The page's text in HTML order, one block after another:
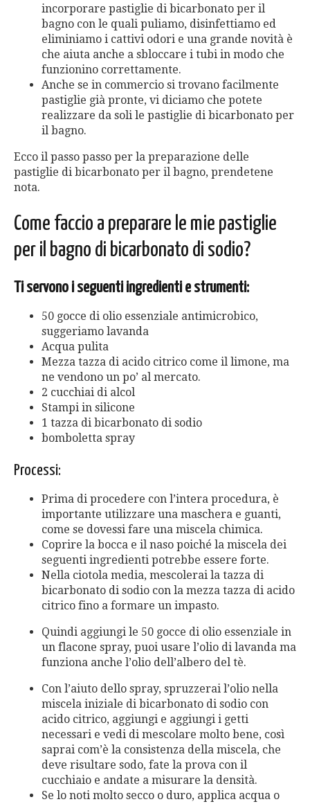
incorporare pastiglie di bicarbonato per il
bagno con le quali puliamo, disinfettiamo ed
eliminiamo i cattivi odori e una grande novità è
che aiuta anche a sbloccare i tubi in modo che
funzionino correttamente.
Anche se in commercio si trovano facilmente
pastiglie già pronte, vi diciamo che potete
realizzare da soli le pastiglie di bicarbonato per
il bagno.
Ecco il passo passo per la preparazione delle
pastiglie di bicarbonato per il bagno, prendetene
nota.
Come faccio a preparare le mie pastiglie
per il bagno di bicarbonato di sodio?
Ti servono i seguenti ingredienti e strumenti:
50 gocce di olio essenziale antimicrobico,
suggeriamo lavanda
Acqua pulita
Mezza tazza di acido citrico come il limone, ma
ne vendono un po’ al mercato.
2 cucchiai di alcol
Stampi in silicone
1 tazza di bicarbonato di sodio
bomboletta spray
Processi:
Prima di procedere con l’intera procedura, è
importante utilizzare una maschera e guanti,
come se dovessi fare una miscela chimica.
Coprire la bocca e il naso poiché la miscela dei
seguenti ingredienti potrebbe essere forte.
Nella ciotola media, mescolerai la tazza di
bicarbonato di sodio con la mezza tazza di acido
citrico fino a formare un impasto.
Quindi aggiungi le 50 gocce di olio essenziale in
un flacone spray, puoi usare l’olio di lavanda ma
funziona anche l’olio dell’albero del tè.
Con l’aiuto dello spray, spruzzerai l’olio nella
miscela iniziale di bicarbonato di sodio con
acido citrico, aggiungi e aggiungi i getti
necessari e vedi di mescolare molto bene, così
saprai com’è la consistenza della miscela, che
deve risultare sodo, fate la prova con il
cucchiaio e andate a misurare la densità.
Se lo noti molto secco o duro, applica acqua o